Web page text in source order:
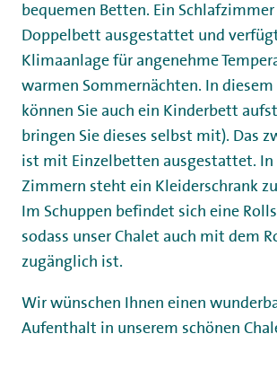
bequemen Betten. Ein
Doppelbett ausgestattet und
Klimaanlage für angenehme
warmen Sommernächten. In
können Sie auch ein Kinderbett
bringen Sie dieses selbst mit). Das
ist mit Einzelbetten ausgestattet. In
Zimmern steht ein Kleiderschrank
Im Schuppen befindet sich eine
sodass unser Chalet auch mit dem
zugänglich ist.
Wir wünschen Ihnen einen
Aufenthalt in unserem schönen